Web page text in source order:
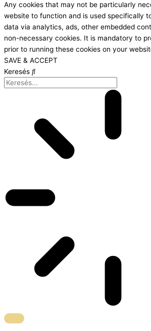
Any cookies that may not be particularly
website to function and is used specifically
data via analytics, ads, other embedded
non-necessary cookies. It is mandatory to
prior to running these cookies on your
SAVE & ACCEPT
Keresés